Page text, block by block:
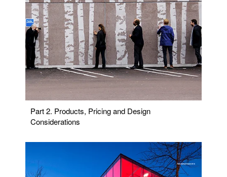
Part 2. Products, Pricing and Design
Considerations